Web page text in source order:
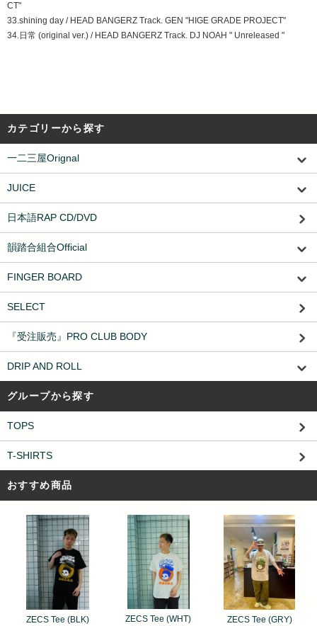
CT"
33.shining day / HEAD BANGERZ Track. GEN "HIGE GRADE PROJECT"
34.日常 (original ver.) / HEAD BANGERZ Track. DJ NOAH " Unreleased "
カテゴリーから探す
一二三屋Orignal
JUICE
日本語RAP CD/DVD
韻踏合組合Official
FINGER BOARD
SELECT
『受注販売』PRO CLUB BODY
DRIP AND ROLL
グループから探す
TOPS
T-SHIRTS
おすすめ商品
ZECS Tee (BLK)
ZECS Tee (WHT)
ZECS Tee (GRY)